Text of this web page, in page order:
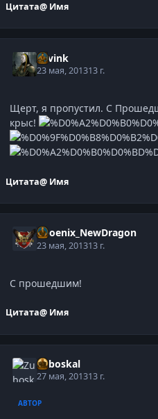
Цитата@ Имя
Savink
23 мая, 201313 г.
Щерт, я пропустил. С
крыс!
Цитата@ Имя
Phoenix_NewDragon
23 мая, 201313 г.
С прошедшим!
Цитата@ Имя
Zuboskal
27 мая, 201313 г.
АВТОР